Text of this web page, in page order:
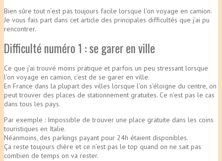
Bien sûre tout n’est pas toujours facile lorsque l’on voyage en camion.
Je vous fais part dans cet article des principales difficultés que j’ai pu
rencontrer.
Difficulté numéro 1 : se garer en ville
Ce que j’ai trouvé moins pratique et parfois un peu stressant lorsque
l’on voyage en camion, c’est de se garer en ville.
En France dans la plupart des villes lorsque l’on s’éloigne du centre, on
peut trouver des places de stationnement gratuites. Ce n’est pas le cas
dans tous les pays.
Par exemple : Impossible de trouver une place gratuite dans les coins
touristiques en Italie.
Néanmoins, des parkings payant pour 24h étaient disponibles.
Ça reste toujours chère et ce n’est pas le top quand on ne sait pas
combien de temps on va rester.